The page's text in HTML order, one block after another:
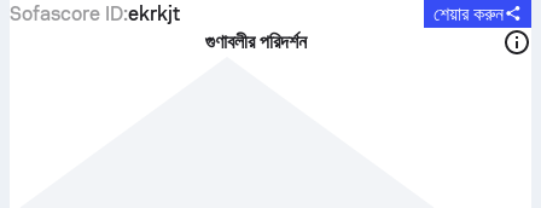
Sofascore ID:ekrkjt
শেয়ার করুন
গুণাবলীর পরিদর্শন